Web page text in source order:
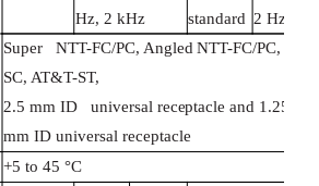
Hz, 2 kHz standard 2 Hz
Super NTT-FC/PC, Angled NTT-FC/PC,
SC, AT&T-ST,
2.5 mm ID universal receptacle and 1.25
mm ID universal receptacle
+5 to 45 °C